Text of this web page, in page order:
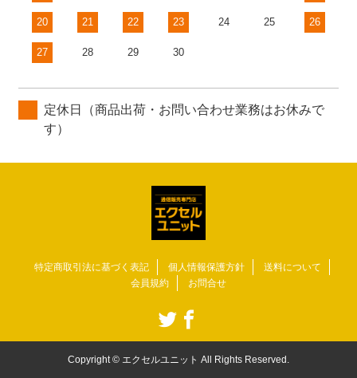
20 21 22 23 24 25 26
27 28 29 30
定休日（商品出荷・お問い合わせ業務はお休みで
す）
特定商取引法に基づく表記 個人情報保護方針
送料について
会員規約
お問合せ
Copyright © エクセルユニット All Rights Reserved.